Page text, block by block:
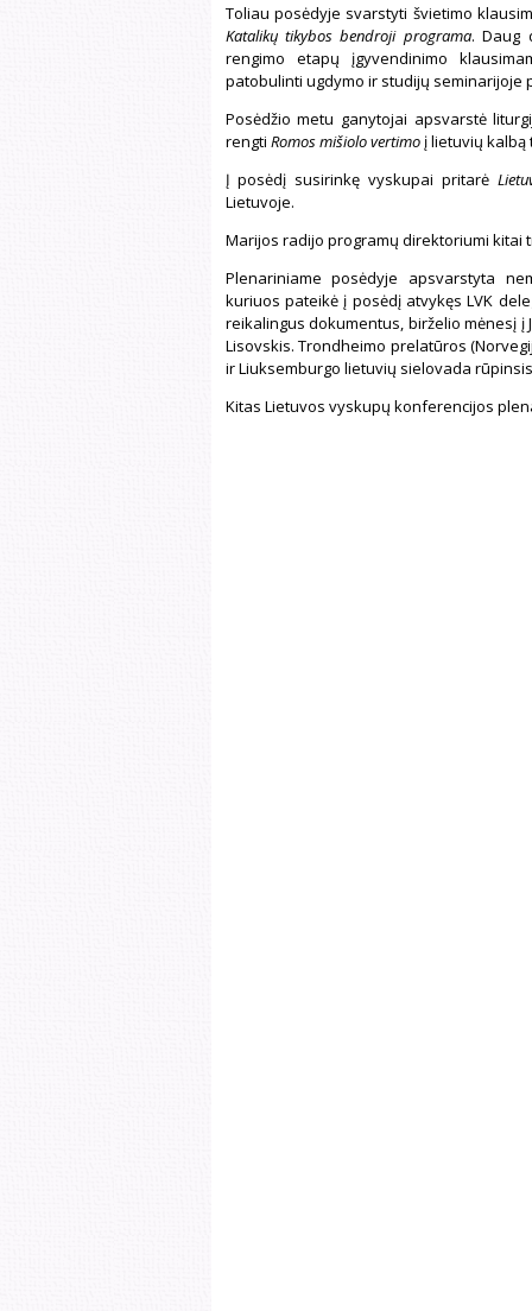
Toliau posėdyje svarstyti švietimo
Katalikų tikybos bendroji programa. Daug
rengimo etapų įgyvendinimo
patobulinti ugdymo ir studijų seminarijoje
Posėdžio metu ganytojai apsvarstė
rengti Romos mišiolo vertimoį lietuvių kalbą
Į posėdį susirinkę vyskupai pritarė
Lietuvoje.
Marijos radijo programų direktoriumi kitai
Plenariniame posėdyje apsvarstyta
kuriuos pateikė į posėdį atvykęs LVK
reikalingus dokumentus, birželio mėnesį į
Lisovskis. Trondheimo prelatūros
ir Liuksemburgo lietuvių sielovada
Kitas Lietuvos vyskupų konferencijos